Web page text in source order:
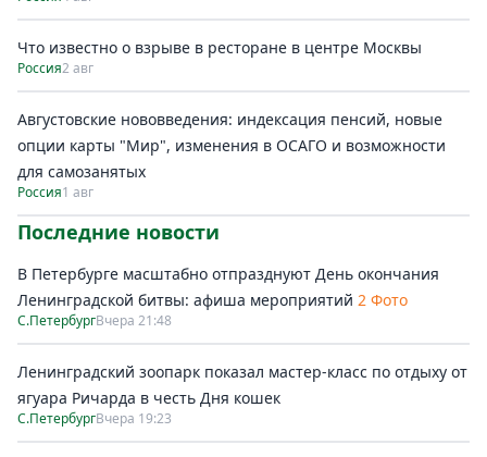
Что известно о взрыве в ресторане в центре Москвы
Россия2 авг
Августовские нововведения: индексация пенсий, новые
опции карты "Мир", изменения в ОСАГО и возможности
для самозанятых
Россия1 авг
Последние новости
В Петербурге масштабно отпразднуют День окончания
Ленинградской битвы: афиша мероприятий 2 Фото
С.ПетербургВчера 21:48
Ленинградский зоопарк показал мастер-класс по отдыху от
ягуара Ричарда в честь Дня кошек
С.ПетербургВчера 19:23